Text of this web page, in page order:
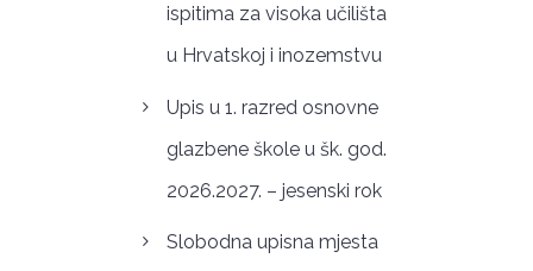
ispitima za visoka učilišta
u Hrvatskoj i inozemstvu
Upis u 1. razred osnovne
glazbene škole u šk. god.
2026.2027. – jesenski rok
Slobodna upisna mjesta